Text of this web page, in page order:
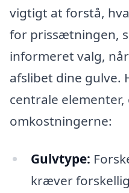
vigtigt at forstå,
for prissætningen,
informeret valg,
afslibet dine gulve.
centrale
omkostningerne:
Gulvtype:
kræver